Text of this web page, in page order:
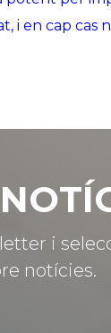
i
notícies.